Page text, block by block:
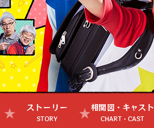
ストーリー
STORY
相関図・キャスト
CHART・CAST